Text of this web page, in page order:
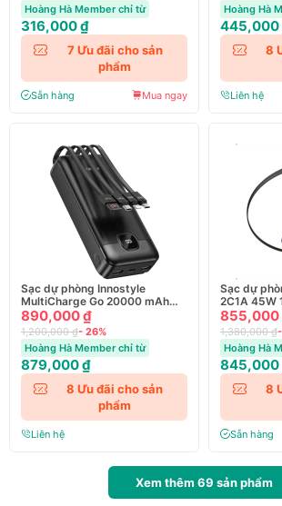
Hoàng Hà Member chỉ từ
316,000 ₫
7 Ưu đãi cho sản
phẩm
Sẵn hàng Mua ngay
Hoàng Hà
445,000
8
Liên hệ
Sạc dự phòng Innostyle
MultiCharge Go 20000 mAh
(kèm 4 cáp) - MCG20K
890,000 ₫
1,200,000 ₫- 26%
Hoàng Hà Member chỉ từ
879,000 ₫
8 Ưu đãi cho sản
phẩm
Liên hệ
Sạc dự
2C1A 45W
855,000
1,380,000 ₫
Hoàng Hà
845,000
8
Sẵn hàng
Xem thêm 69 sản phẩm